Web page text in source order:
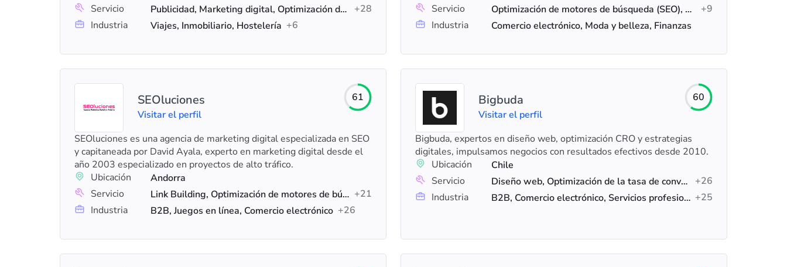
Servicio
Publicidad, Marketing digital, Optimización de motores de búsqueda (SEO)
+28
Industria
Viajes, Inmobiliario, Hostelería +6
Servicio
Optimización de motores de búsqueda (SEO), Optimización de la tasa de conversión, SEM
+9
Industria
Comercio electrónico, Moda y belleza, Finanzas
SEOluciones
Visitar el perfil
61
SEOluciones es una agencia de marketing digital especializada en SEO
y capitaneada por David Ayala, experto en marketing digital desde el
año 2003 especializado en proyectos de alto tráfico.
Ubicación
Andorra
Servicio
Link Building, Optimización de motores de búsqueda (SEO), SEO para comercio electrónico +21
Industria
B2B, Juegos en línea, Comercio electrónico +26
Bigbuda
Visitar el perfil
60
Bigbuda, expertos en diseño web, optimización CRO y estrategias
digitales, impulsamos negocios con resultados efectivos desde 2010.
Ubicación
Chile
Servicio
Diseño web, Optimización de la tasa de conversión, Marketing digital
+26
Industria
B2B, Comercio electrónico, Servicios profesionales +25